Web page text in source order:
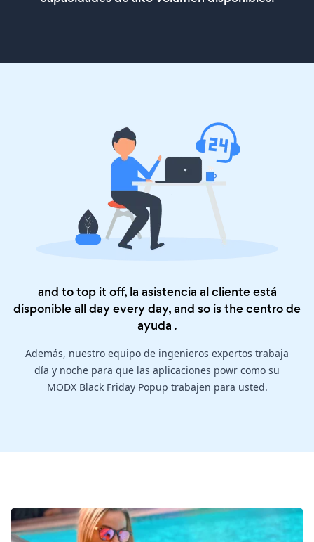
and to top it off, la asistencia al cliente está
disponible all day every day, and so is thecentro de
ayuda .
Además, nuestro equipo de ingenieros expertos trabaja
día y noche para que las aplicaciones powr como su
MODX Black Friday Popup trabajen para usted.